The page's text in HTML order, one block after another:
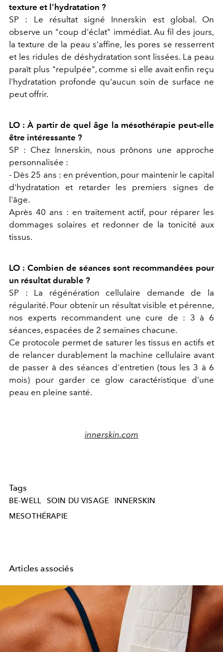
texture et l’hydratation ?
SP : Le résultat signé Innerskin est global. On
observe un "coup d'éclat" immédiat. Au fil des jours,
la texture de la peau s'affine, les pores se resserrent
et les ridules de déshydratation sont lissées. La peau
paraît plus "repulpée", comme si elle avait enfin reçu
l'hydratation profonde qu'aucun soin de surface ne
peut offrir.
LO : À partir de quel âge la mésothérapie peut-elle
être intéressante ?
SP : Chez Innerskin, nous prônons une approche
personnalisée :
- Dès 25 ans : en prévention, pour maintenir le capital
d'hydratation et retarder les premiers signes de
l'âge.
Après 40 ans : en traitement actif, pour réparer les
dommages solaires et redonner de la tonicité aux
tissus.
LO : Combien de séances sont recommandées pour
un résultat durable ?
SP : La régénération cellulaire demande de la
régularité. Pour obtenir un résultat visible et pérenne,
nos experts recommandent une cure de : 3 à 6
séances, espacées de 2 semaines chacune.
Ce protocole permet de saturer les tissus en actifs et
de relancer durablement la machine cellulaire avant
de passer à des séances d'entretien (tous les 3 à 6
mois) pour garder ce glow caractéristique d'une
peau en pleine santé.
innerskin.com
Tags
BE-WELL SOIN DU VISAGE
INNERSKIN
MESOTHÉRAPIE
Articles associés